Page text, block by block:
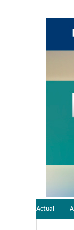
Actual